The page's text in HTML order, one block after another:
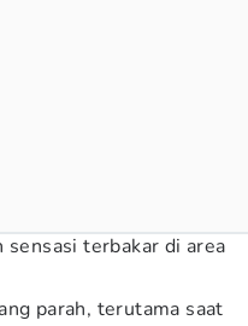
terbakar di area
parah, terutama saat